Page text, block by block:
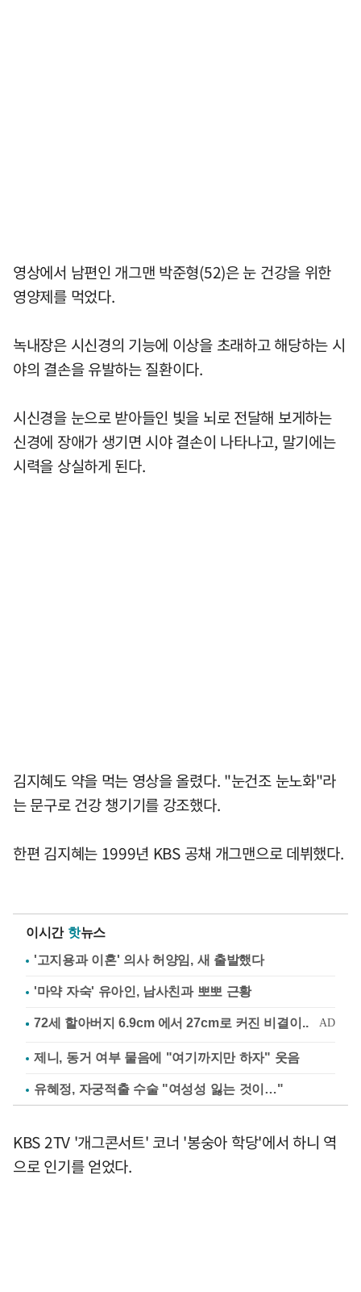
영상에서 남편인 개그맨 박준형(52)은 눈 건강을 위한
영양제를 먹었다.
녹내장은 시신경의 기능에 이상을 초래하고 해당하는 시
야의 결손을 유발하는 질환이다.
시신경을 눈으로 받아들인 빛을 뇌로 전달해 보게하는
신경에 장애가 생기면 시야 결손이 나타나고, 말기에는
시력을 상실하게 된다.
김지혜도 약을 먹는 영상을 올렸다. "눈건조 눈노화"라
는 문구로 건강 챙기기를 강조했다.
한편 김지혜는 1999년 KBS 공채 개그맨으로 데뷔했다.
이시간 핫뉴스
'고지용과 이혼' 의사 허양임, 새 출발했다
'마약 자숙' 유아인, 남사친과 뽀뽀 근황
제니, 동거 여부 물음에 "여기까지만 하자" 웃음
유혜정, 자궁적출 수술 "여성성 잃는 것이…"
KBS 2TV '개그콘서트' 코너 '봉숭아 학당'에서 하니 역
으로 인기를 얻었다.